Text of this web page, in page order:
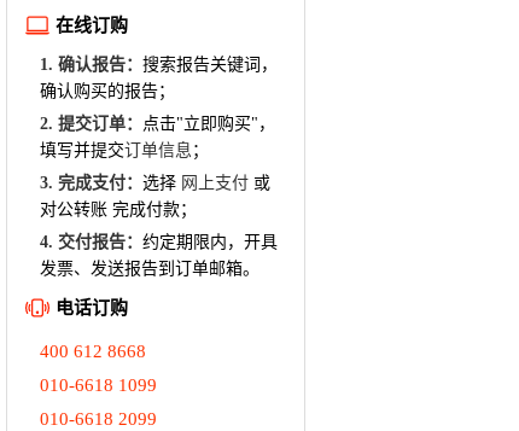
在线订购
1. 确认报告： 搜索报告关键词，
确认购买的报告；
2. 提交订单： 点击"立即购买"，
填写并提交订单信息 ；
3. 完成支付： 选择 网上支付 或
对公转账 完成付款；
4. 交付报告： 约定期限内，开具
发票、发送报告到订单邮箱。
电话订购
400 612 8668
010-6618 1099
010-6618 2099